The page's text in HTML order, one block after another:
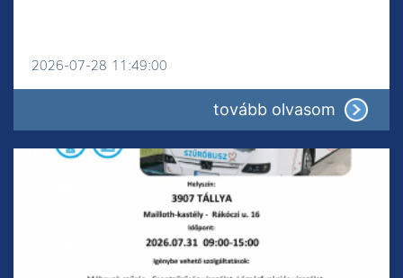
2026-07-28 11:49:00
tovább olvasom :